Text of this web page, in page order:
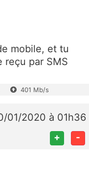
mobile, et tu
reçu par SMS
401 Mb/s
01/2020 à 01h36
+ -